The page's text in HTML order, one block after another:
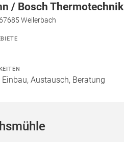
/ Bosch Thermotechnik
Weilerbach
Austausch, Beratung